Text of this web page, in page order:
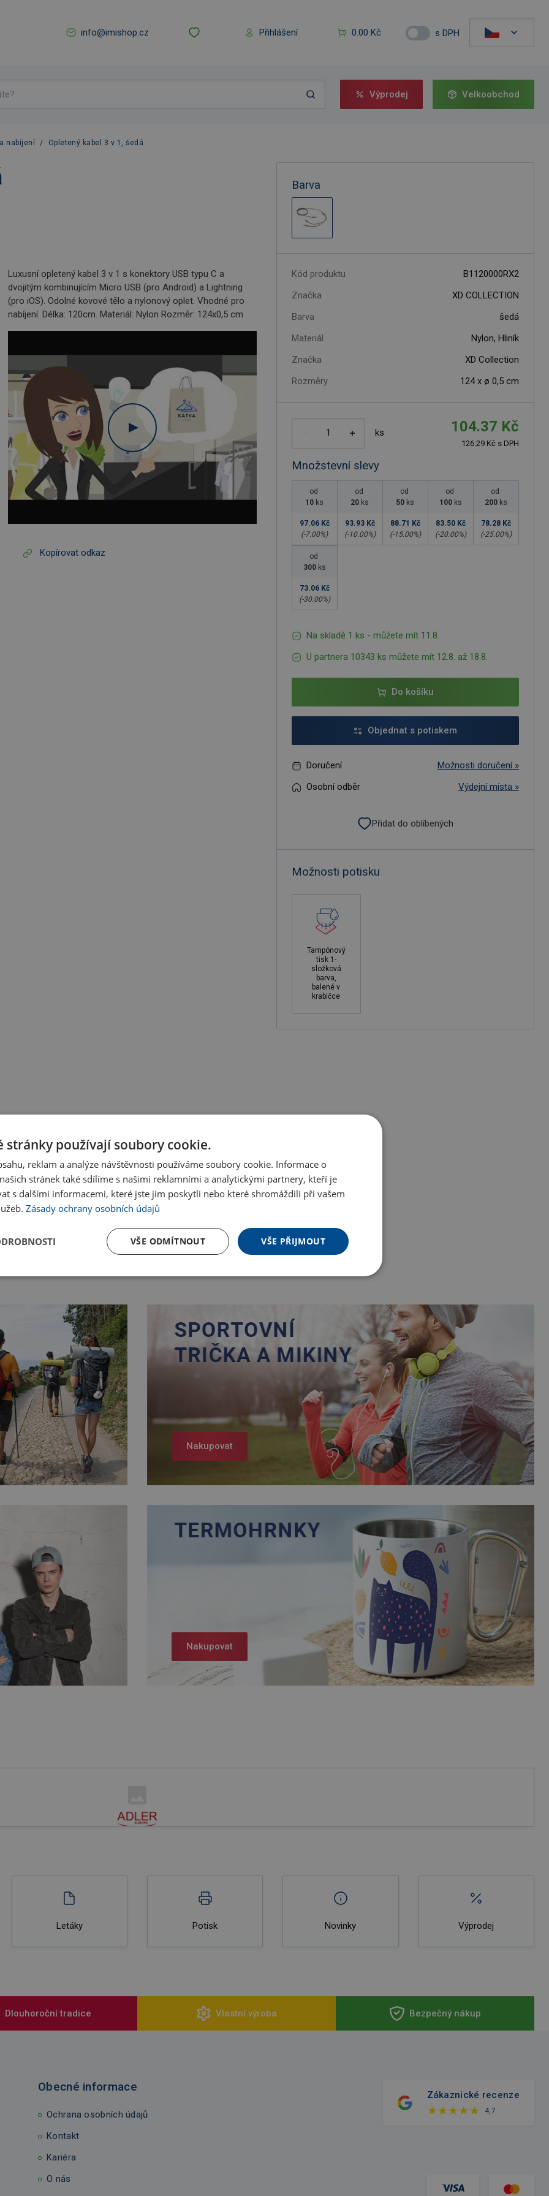
info@imishop.cz Přihlášení 0.00 Kč s DPH
Výprodej Velkoobchod
nabíjení / Opletený kabel 3 v 1, šedá
Luxusní opletený kabel 3 v 1 s konektory USB typu C a
dvojitým kombinujícím Micro USB (pro Android) a Lightning
(pro iOS). Odolné kovové tělo a nylonový oplet. Vhodné pro
nabíjení. Délka: 120cm. Materiál: Nylon Rozměr: 124x0,5 cm
Kopírovat odkaz
Barva
Kód produktu
B1120000RX2
Značka
XD COLLECTION
Barva
šedá
Materiál
Nylon, Hliník
Značka
XD Collection
Rozměry
124 x ø 0,5 cm
ks 104.37 Kč
126.29 Kč s DPH
Množstevní slevy
od
10 ks
97.06 Kč
(-7.00%)
od
20 ks
93.93 Kč
(-10.00%)
od
50 ks
88.71 Kč
(-15.00%)
od
100 ks
83.50 Kč
(-20.00%)
od
200 ks
78.28 Kč
(-25.00%)
od
300 ks
73.06 Kč
(-30.00%)
Na skladě 1 ks - můžete mít 11.8.
U partnera 10343 ks můžete mít 12.8. až 18.8.
Do košíku
Objednat s potiskem
Doručení
Možnosti doručení »
Osobní odběr
Výdejní místa »
Přidat do oblíbených
Možnosti potisku
Tampónový
tisk 1-
složková
barva,
balené v
krabičce
Nakupovat
Nakupovat
Letáky Potisk Novinky Výprodej
Dlouhoroční tradice Vlastní výroba Bezpečný nákup
Obecné informace
Ochrana osobních údajů
Kontakt
Kariéra
O nás
Zákaznické recenze
4,7
stránky používají soubory cookie.
reklam a analýze návštěvnosti používáme soubory cookie. Informace o
stránek také sdílíme s našimi reklamními a analytickými partnery, kteří je
s dalšími informacemi, které jste jim poskytli nebo které shromáždili při vašem
Zásady ochrany osobních údajů
VŠE PŘIJMOUT
VŠE ODMÍTNOUT